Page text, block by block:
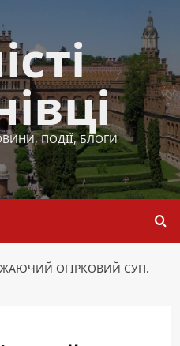
ПОДІЇ, БЛОГИ
ОГІРКОВИЙ СУП.